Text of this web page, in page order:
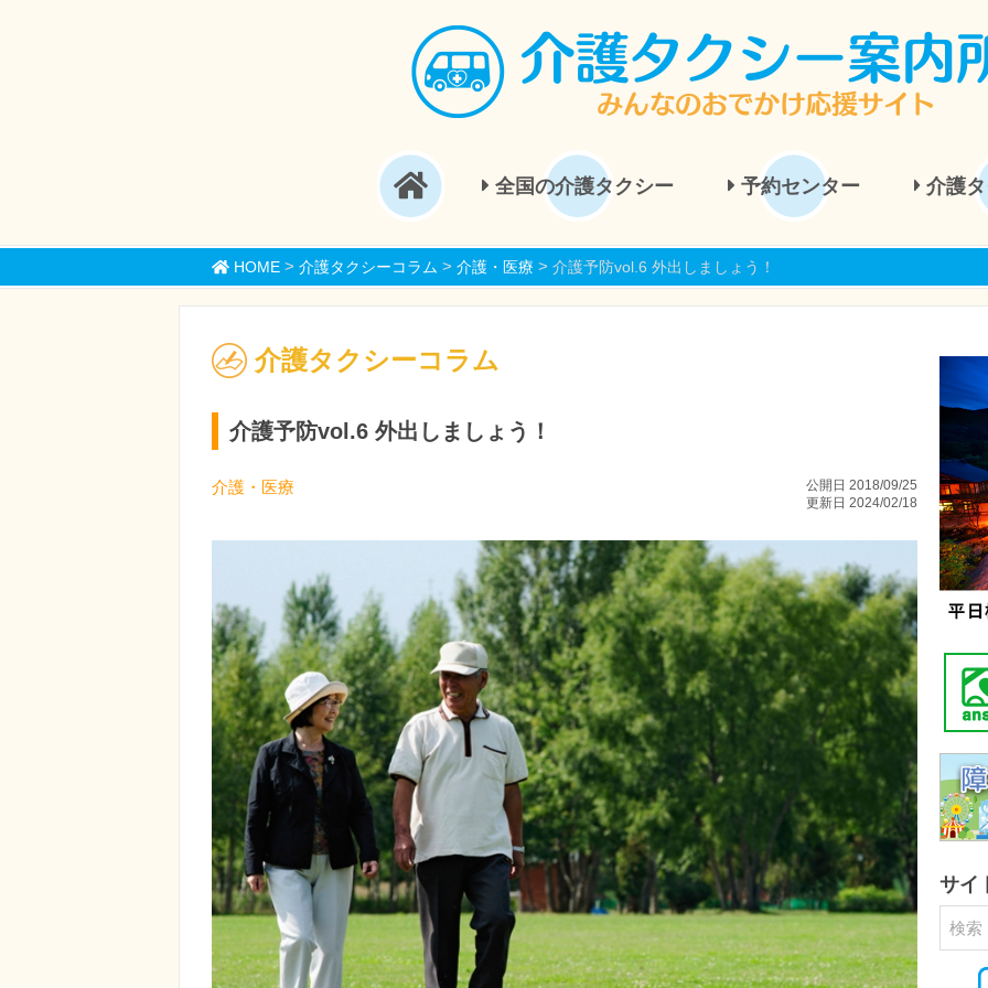
全国の介護タクシー 予約センター 介護
HOME> 介護タクシーコラム > 介護・医療 > 介護予防vol.6 外出しましょう！
介護タクシーコラム
介護予防vol.6 外出しましょう！
公開日 2018/09/25
更新日 2024/02/18
介護・医療
サイ